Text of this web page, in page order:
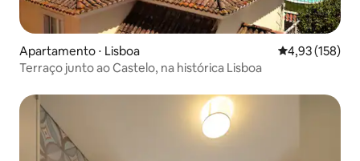
Apartamento ⋅ Lisboa 4,93 de uma
4,93 (158)
Terraço junto ao Castelo, na histórica Lisboa